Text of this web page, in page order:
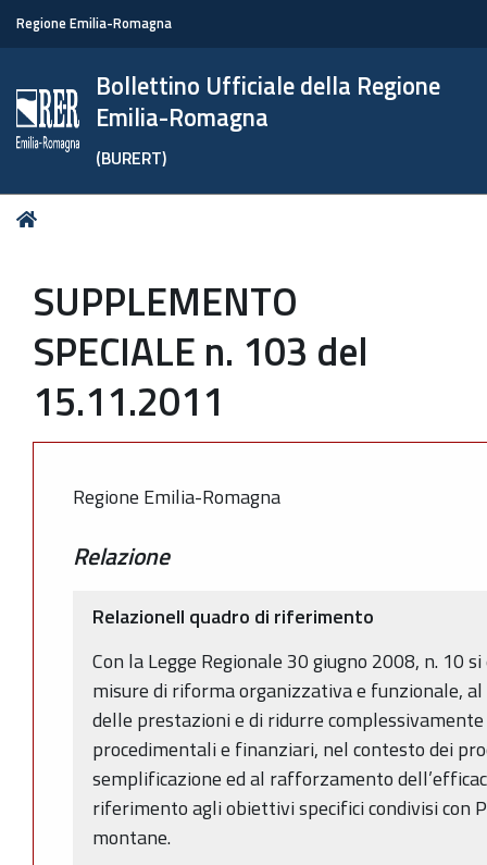
Regione Emilia-Romagna
Bollettino Ufficiale della Regione
Emilia-Romagna
(BURERT)
Tu
SUPPLEMENTO
SPECIALE n. 103 del
15.11.2011
Regione Emilia-Romagna
Relazione
RelazioneIl quadro di riferimento
Con la Legge Regionale 30 giugno 2008, n. 10
misure di riforma organizzativa e funzionale,
delle prestazioni e di ridurre
procedimentali e finanziari, nel contesto dei
semplificazione ed al rafforzamento
riferimento agli obiettivi specifici condivisi con
montane.